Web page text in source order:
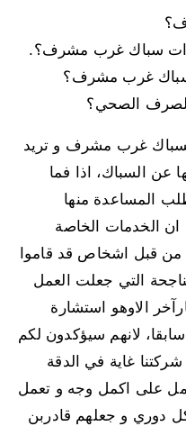
سباك غرب مشرف؟.
غرب مشرف؟
الصحي؟
غرب مشرف و تريد
عن السباك، اذا فما
المساعدة منها
ان الخدمات الخاصة
من قبل اشخاص قد قاموا
التي جعلت العمل
الاوهو استشارة
لانهم سيؤكدون لكم
غاية في الدقة
على اكمل وجه و تعمل
دوري و جعلهم قادربن